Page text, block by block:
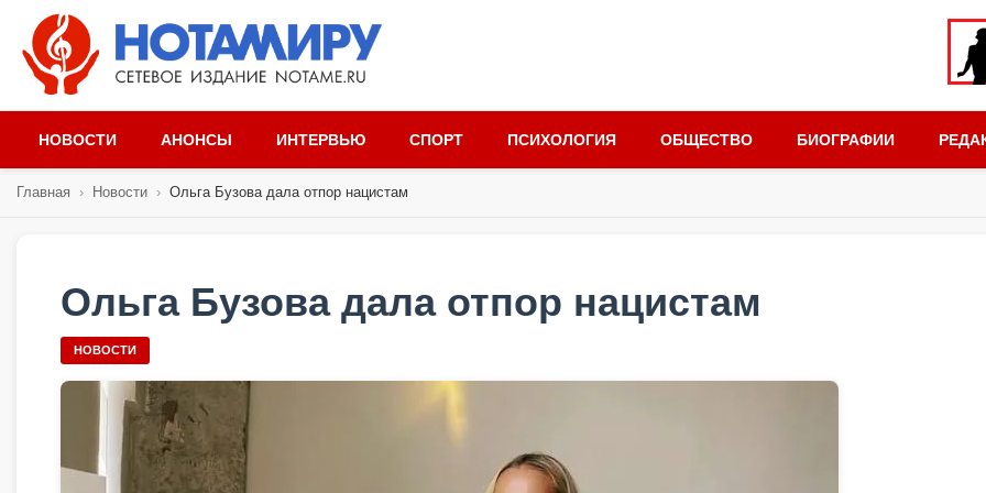
НОВОСТИ АНОНСЫ ИНТЕРВЬЮ СПОРТ ПСИХОЛОГИЯ ОБЩЕСТВО БИОГРАФИИ
Главная › Новости › Ольга Бузова дала отпор нацистам
Ольга Бузова дала отпор нацистам
НОВОСТИ